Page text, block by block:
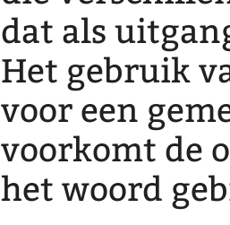
dat als
Het gebruik
voor een
voorkomt de
het woord